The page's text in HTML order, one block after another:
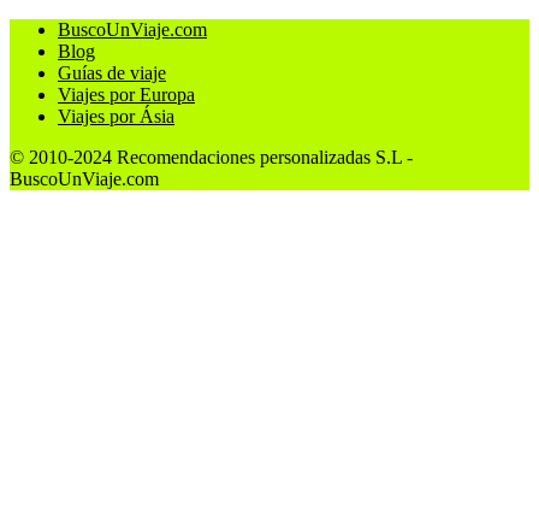
BuscoUnViaje.com
Blog
Guías de viaje
Viajes por Europa
Viajes por Ásia
© 2010-2024 Recomendaciones personalizadas S.L -
BuscoUnViaje.com